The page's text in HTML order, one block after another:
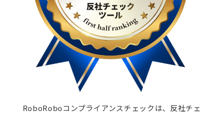
RoboRoboコンプライアンスチェックは、反社チェ